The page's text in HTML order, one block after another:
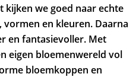
kijken we goed naar echte
vormen en kleuren. Daarna
en fantasievoller. Met
eigen bloemenwereld vol
bloemkoppen en